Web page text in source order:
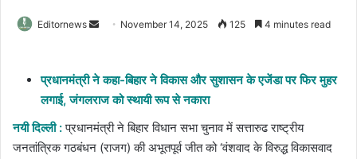
Editornews
Send November 14, 2025 125 4 minutes read
प्रधानमंत्री ने कहा-बिहार ने विकास और सुशासन के एजेंडा पर फिर मुहर
लगाई, जंगलराज को स्थायी रूप से नकारा
नयी दिल्ली : प्रधानमंत्री ने बिहार विधान सभा चुनाव में सत्तारुढ राष्ट्रीय
जनतांत्रिक गठबंधन (राजग) की अभूतपूर्व जीत को ‘वंशवाद के विरुद्ध विकासवाद